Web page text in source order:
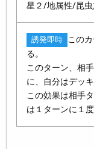
星２/地属性/昆
誘発即時 この
る。
このターン、相
に、自分はデッ
この効果は相手
は１ターンに１